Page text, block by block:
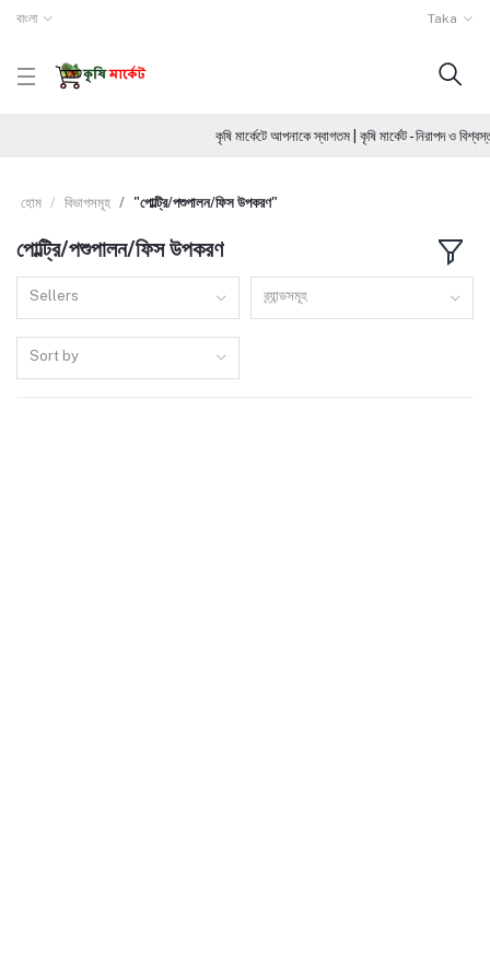
বাংলা Taka
কৃষি মার্কেটে আপনাকে স্বাগতম | কৃষি মার্কেট - নিরাপদ ও
হোম বিভাগসমূহ "পোল্ট্রি/পশুপালন/ফিস উপকরণ"
পোল্ট্রি/পশুপালন/ফিস উপকরণ
Sellers ব্র্যান্ডসমূহ
Sort by